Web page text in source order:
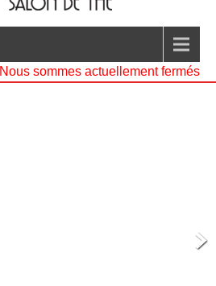
Nous sommes actuellement fermés